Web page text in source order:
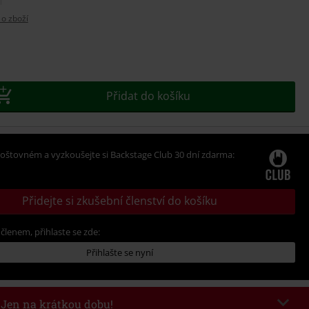
zboží
Přidat do košíku
a vyzkoušejte si Backstage Club 30 dní zdarma:
Přidejte si zkušební členství do košíku
přihlaste se zde:
Přihlašte se nyní
Jen na krátkou dobu!